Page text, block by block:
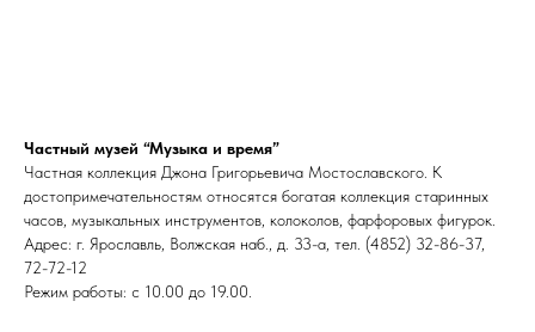
Частный музей “Музыка и время”
Частная коллекция Джона Григорьевича Мостославского. К
достопримечательностям относятся богатая коллекция старинных
часов, музыкальных инструментов, колоколов, фарфоровых фигурок.
Адрес: г. Ярославль, Волжская наб., д. 33-а, тел. (4852) 32-86-37,
72-72-12
Режим работы: с 10.00 до 19.00.